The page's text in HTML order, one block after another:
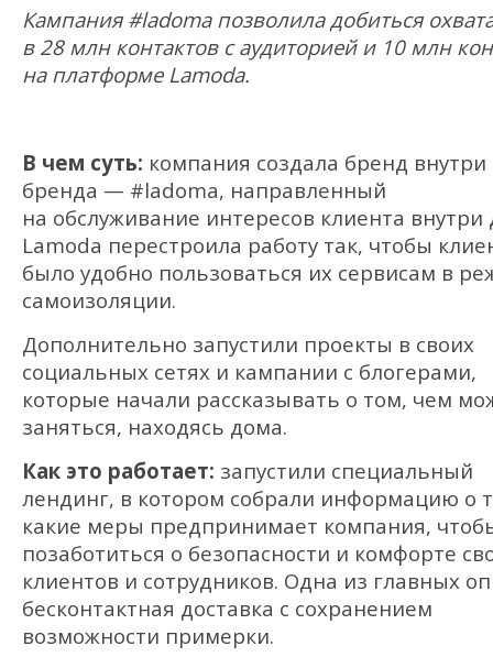
Кампания #ladoma позволила добиться
в 28 млн контактов с аудиторией и 10 млн
на платформе Lamoda.
В чем суть: компания создала бренд внутри
бренда — #ladoma, направленный
на обслуживание интересов клиента внутри
Lamoda перестроила работу так, чтобы
было удобно пользоваться их сервисам в
самоизоляции.
Дополнительно запустили проекты в своих
социальных сетях и кампании с блогерами,
которые начали рассказывать о том, чем
заняться, находясь дома.
Как это работает: запустили специальный
лендинг, в котором собрали информацию о
какие меры предпринимает компания,
позаботиться о безопасности и комфорте
клиентов и сотрудников. Одна из главных
бесконтактная доставка с сохранением
возможности примерки.